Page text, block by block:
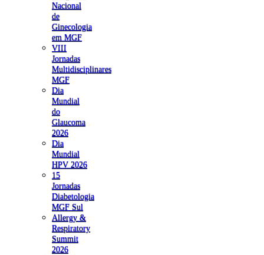
Nacional
de
Ginecologia
em MGF
VIII
Jornadas
Multidisciplinares
MGF
Dia
Mundial
do
Glaucoma
2026
Dia
Mundial
HPV 2026
15
Jornadas
Diabetologia
MGF Sul
Allergy &
Respiratory
Summit
2026